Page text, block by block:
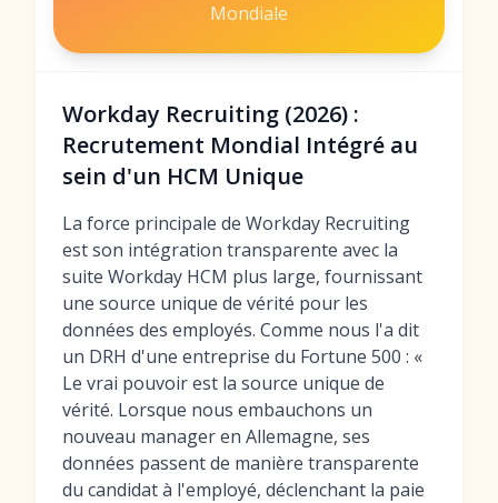
Mondiale
Workday Recruiting (2026) :
Recrutement Mondial Intégré au
sein d'un HCM Unique
La force principale de Workday Recruiting
est son intégration transparente avec la
suite Workday HCM plus large, fournissant
une source unique de vérité pour les
données des employés. Comme nous l'a dit
un DRH d'une entreprise du Fortune 500 : «
Le vrai pouvoir est la source unique de
vérité. Lorsque nous embauchons un
nouveau manager en Allemagne, ses
données passent de manière transparente
du candidat à l'employé, déclenchant la paie